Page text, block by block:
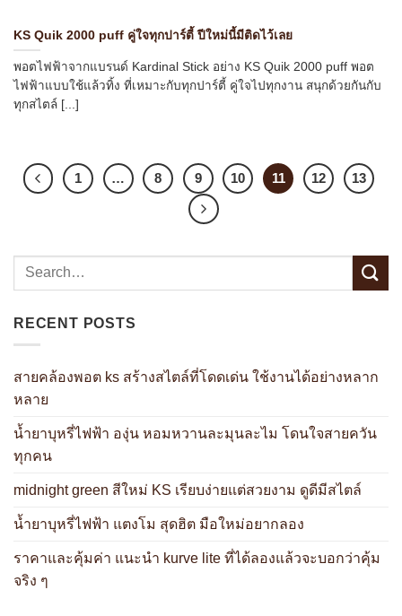
KS Quik 2000 puff คู่ใจทุกปาร์ตี้ ปีใหม่นี้มีติดไว้เลย
พอตไฟฟ้าจากแบรนด์ Kardinal Stick อย่าง KS Quik 2000 puff พอต
ไฟฟ้าแบบใช้แล้วทิ้ง ที่เหมาะกับทุกปาร์ตี้ คู่ใจไปทุกงาน สนุกด้วยกันกับ
ทุกสไตล์ [...]
1 … 8 9 10 11 12 13
RECENT POSTS
สายคล้องพอต ks สร้างสไตล์ที่โดดเด่น ใช้งานได้อย่างหลาก
หลาย
น้ำยาบุหรี่ไฟฟ้า องุ่น หอมหวานละมุนละไม โดนใจสายควัน
ทุกคน
midnight green สีใหม่ KS เรียบง่ายแต่สวยงาม ดูดีมีสไตล์
น้ำยาบุหรี่ไฟฟ้า แตงโม สุดฮิต มือใหม่อยากลอง
ราคาและคุ้มค่า แนะนำ kurve lite ที่ได้ลองแล้วจะบอกว่าคุ้ม
จริง ๆ